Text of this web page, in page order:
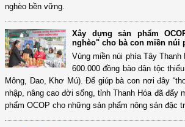
nghèo bền vững.
Xây dựng sản phẩm
nghèo" cho bà con miền núi
Vùng miền núi phía Tây Thanh
600.000 đồng bào dân tộc
Mông, Dao, Khơ Mú). Để giúp bà con nơi đây
nhập, nâng cao đời sống, tỉnh Thanh Hóa đã đẩy
phẩm OCOP cho những sản phẩm nông sản đặc